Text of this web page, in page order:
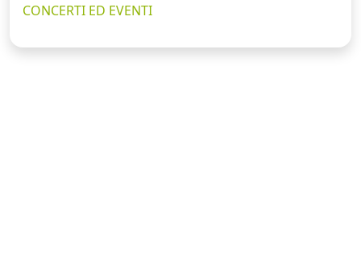
CONCERTI ED EVENTI